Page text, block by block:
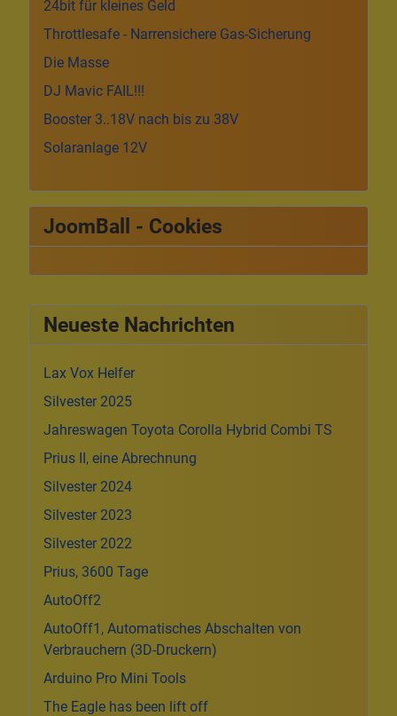
Neueste Nachrichten
Lax Vox Helfer
Silvester 2025
Jahreswagen Toyota Corolla Hybrid Combi TS
Prius II, eine Abrechnung
Silvester 2024
Silvester 2023
Silvester 2022
Prius, 3600 Tage
AutoOff2
AutoOff1, Automatisches Abschalten von
Verbrauchern (3D-Druckern)
Arduino Pro Mini Tools
The Eagle has been lift off
24bit für kleines Geld
Throttlesafe - Narrensichere Gas-Sicherung
Die Masse
DJ Mavic FAIL!!!
Booster 3..18V nach bis zu 38V
Solaranlage 12V
JoomBall - Cookies